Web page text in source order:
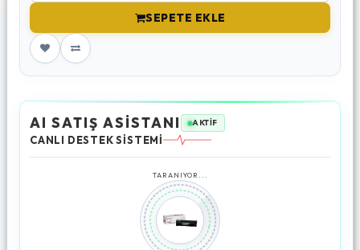
SEPETE EKLE
AI SATIŞ ASİSTANI AKTİF
CANLI DESTEK SİSTEMİ
TARANIYOR...